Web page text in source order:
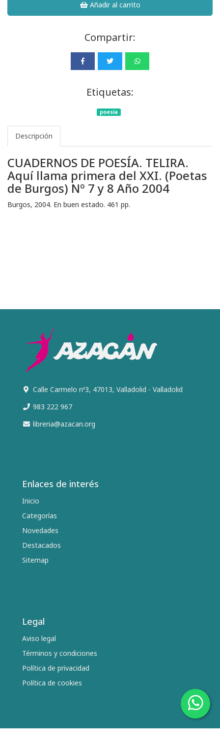
Añadir al carrito
Compartir:
Etiquetas:
poesía
Descripción
CUADERNOS DE POESÍA. TELIRA.
Aquí llama primera del XXI. (Poetas
de Burgos) Nº 7 y 8 Año 2004
Burgos, 2004. En buen estado. 461 pp.
Calle Carmelo nº3, 47013, Valladolid - Valladolid
983 222 967
libreria@azacan.org
Enlaces de interés
Inicio
Categorías
Novedades
Destacados
Sitemap
Legal
Aviso legal
Términos y condiciones
Política de privacidad
Política de cookies